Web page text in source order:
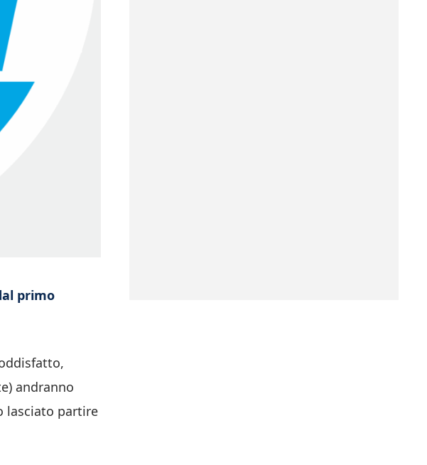
primo
andranno
lasciato partire